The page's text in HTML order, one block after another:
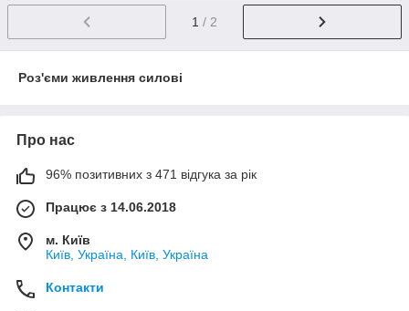
1 / 2
Роз'єми живлення силові
Про нас
96% позитивних з 471 відгука за рік
Працює з 14.06.2018
м. Київ
Київ, Україна, Київ, Україна
Контакти